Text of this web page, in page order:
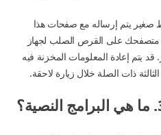
يتم إرساله مع صفحات هذا
متصفحك على القرص الصلب لجهاز
يتم إعادة المعلومات المخزنة فيه
ذات الصلة خلال زيارة لاحقة.